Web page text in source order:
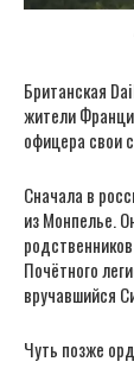
Британская
жители
офицера свои
Сначала в
из Монпелье.
Почётного
вручавшийся
Чуть позже